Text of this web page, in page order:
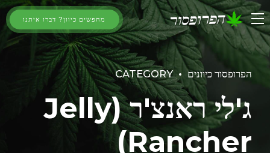
מחפשים כיוון? דברו איתנו
הפרופסור כיוונים CATEGORY
ג'לי ראנצ'ר (Jelly
Rancher)